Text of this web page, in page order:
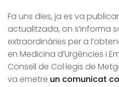
Fa uns dies, ja es va publicar
actualitzada, on s’informa
extraordinàries per a
en Medicina d’Urgències i
Consell de Col·legis de
va emetre un comunicat